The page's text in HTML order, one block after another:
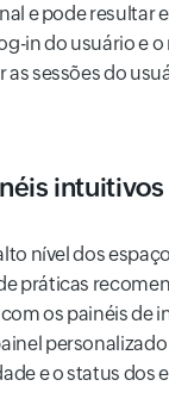
e pode resultar
in do usuário e
sessões do
intuitivos
nível dos
práticas
os painéis de
e o status dos